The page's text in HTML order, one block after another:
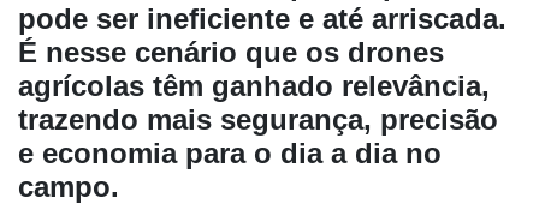
Notícias
Destaque
Mercado
pode ser ineficiente e até arriscada.
É nesse cenário que os drones
agrícolas têm ganhado relevância,
trazendo mais segurança, precisão
e economia para o dia a dia no
campo.